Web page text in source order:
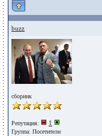
buzz
сборник
Репутация: 1
Группа: Посетители